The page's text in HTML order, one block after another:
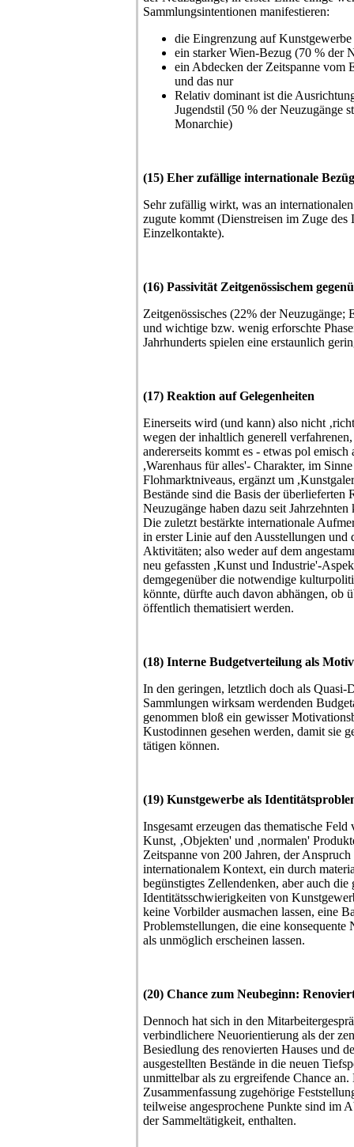
Sammlungsintentionen manifestieren:
die Eingrenzung auf Kunstgewerbe
ein starker Wien-Bezug (70 % der
ein Abdecken der Zeitspanne vom
und das nur
Relativ dominant ist die
Jugendstil (50 % der Neuzugänge
Monarchie)
(15) Eher zufällige internationale
Sehr zufällig wirkt, was an
zugute kommt (Dienstreisen im Zuge
Einzelkontakte).
(16) Passivität Zeitgenössischem
Zeitgenössisches (22% der Neuzugänge;
und wichtige bzw. wenig erforschte
Jahrhunderts spielen eine erstaunlich
(17) Reaktion auf Gelegenheiten
Einerseits wird (und kann) also nicht
wegen der inhaltlich generell
andererseits kommt es - etwas pol
,Warenhaus für alles'- Charakter, im
Flohmarktniveaus, ergänzt um
Bestände sind die Basis der überlieferten
Neuzugänge haben dazu seit
Die zuletzt bestärkte internationale
in erster Linie auf den Ausstellungen und
Aktivitäten; also weder auf dem
neu gefassten ,Kunst und Industrie'-
demgegenüber die notwendige
könnte, dürfte auch davon abhängen, ob
öffentlich thematisiert werden.
(18) Interne Budgetverteilung als
In den geringen, letztlich doch als Quasi-
Sammlungen wirksam werdenden
genommen bloß ein gewisser
Kustodinnen gesehen werden, damit sie
tätigen können.
(19) Kunstgewerbe als
Insgesamt erzeugen das thematische
Kunst, ‚Objekten' und ‚normalen'
Zeitspanne von 200 Jahren, der
internationalem Kontext, ein durch
begünstigtes Zellendenken, aber auch die
Identitätsschwierigkeiten von
keine Vorbilder ausmachen lassen, eine
Problemstellungen, die eine
als unmöglich erscheinen lassen.
(20) Chance zum Neubeginn:
Dennoch hat sich in den
verbindlichere Neuorientierung als der
Besiedlung des renovierten Hauses und
ausgestellten Bestände in die neuen
unmittelbar als zu ergreifende Chance an.
Zusammenfassung zugehörige
teilweise angesprochene Punkte sind im
der Sammeltätigkeit, enthalten.